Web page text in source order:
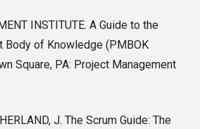
INSTITUTE. A Guide to the
Body of Knowledge (PMBOK
Square, PA: Project Management
J. The Scrum Guide: The